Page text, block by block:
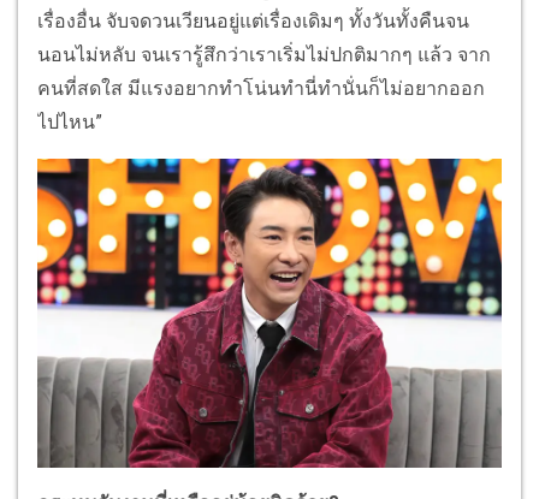
เรื่องอื่น จับจดวนเวียนอยู่แต่เรื่องเดิมๆ ทั้งวันทั้งคืนจน
นอนไม่หลับ จนเรารู้สึกว่าเราเริ่มไม่ปกติมากๆ แล้ว จาก
คนที่สดใส มีแรงอยากทำโน่นทำนี่ทำนั่นก็ไม่อยากออก
ไปไหน”